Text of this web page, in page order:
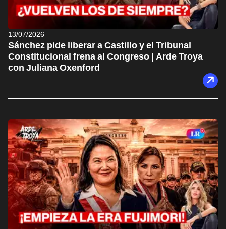
13/07/2026
Sánchez pide liberar a Castillo y el Tribunal
Constitucional frena al Congreso | Arde Troya
con Juliana Oxenford